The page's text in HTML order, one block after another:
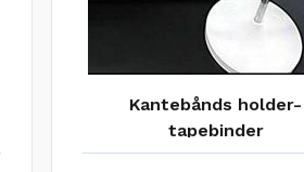
Kantebånds holder-
tapebinder